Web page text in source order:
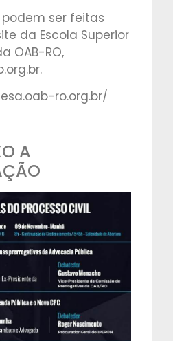
ser feitas
da Escola Superior
OAB-RO,
ro.org.br/
A